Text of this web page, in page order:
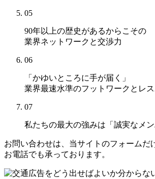
05
90年以上の歴史があるからこその
業界ネットワークと交渉力
06
「かゆいところに手が届く」
業界最速水準のフットワークとレ
07
私たちの最大の強みは 「誠実なメ
お問い合わせは、当サイトのフォームだ
お電話でも承っております。